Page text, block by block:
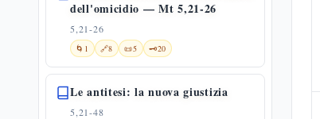
dell'omicidio — Mt 5,21-26
5,21-26
🌀 1 🔗8 📜5 🗝️20
Le antitesi: la nuova giustizia
5,21-48